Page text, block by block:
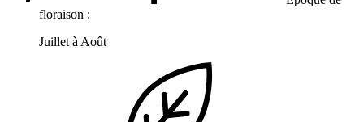
floraison :
Juillet à Août